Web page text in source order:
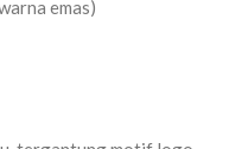
emas)